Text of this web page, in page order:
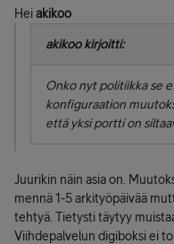
Heiakikoo
akikoo kirjoitti:
Onko nyt politiikka se
konfiguraation
että yksi portti on
Juurikin näin asia on.
mennä 1-5 arkityöpäivää
tehtyä. Tietysti täytyy
Viihdepalvelun digiboksi ei